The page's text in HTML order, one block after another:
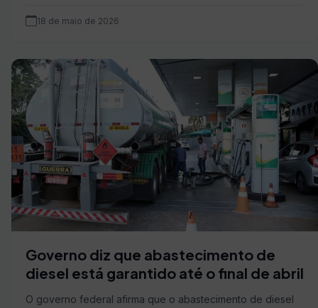
18 de maio de 2026
Governo diz que abastecimento de
diesel está garantido até o final de abril
O governo federal afirma que o abastecimento de diesel